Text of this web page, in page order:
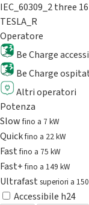
IEC_60309_2 three 16
TESLA_R
Operatore
Be Charge
Be Charge
Altri operatori
Potenza
Slowfino a 7 kW
Quickfino a 22 kW
Fastfino a 75 kW
Fast+fino a 149 kW
Ultrafast superiori a
Accessibile h24